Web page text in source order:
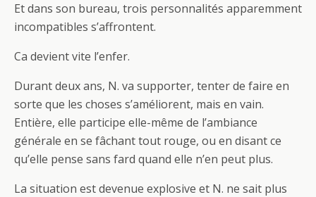
Et dans son bureau, trois personnalités apparemment
incompatibles s’affrontent.
Ca devient vite l’enfer.
Durant deux ans, N. va supporter, tenter de faire en
sorte que les choses s’améliorent, mais en vain.
Entière, elle participe elle-même de l’ambiance
générale en se fâchant tout rouge, ou en disant ce
qu’elle pense sans fard quand elle n’en peut plus.
La situation est devenue explosive et N. ne sait plus